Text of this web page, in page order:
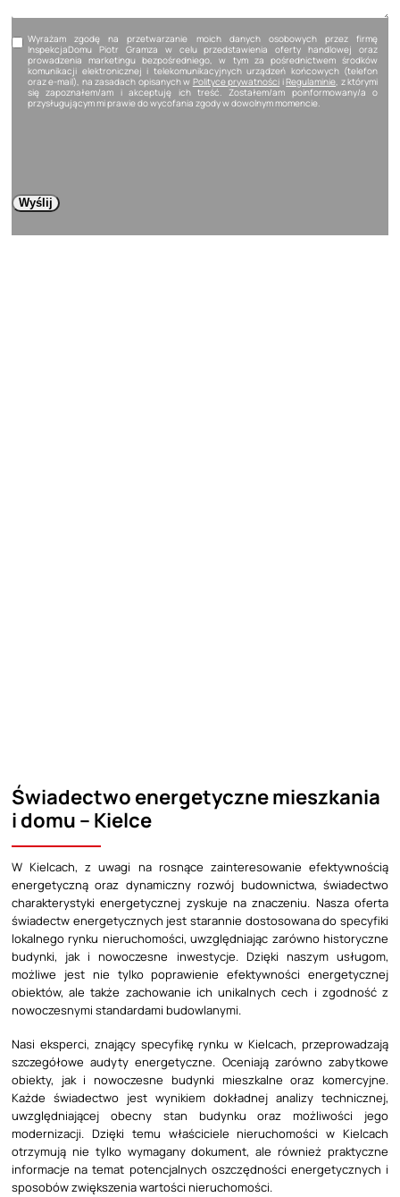
Wyrażam zgodę na przetwarzanie moich danych osobowych przez firmę
InspekcjaDomu Piotr Gramza w celu przedstawienia oferty handlowej oraz
prowadzenia marketingu bezpośredniego, w tym za pośrednictwem środków
komunikacji elektronicznej i telekomunikacyjnych urządzeń końcowych (telefon
oraz e-mail), na zasadach opisanych w Polityce prywatności iRegulaminie, z którymi
się zapoznałem/am i akceptuję ich treść. Zostałem/am poinformowany/a o
przysługującym mi prawie do wycofania zgody w dowolnym momencie.
Świadectwo energetyczne mieszkania
i domu – Kielce
W Kielcach, z uwagi na rosnące zainteresowanie efektywnością
energetyczną oraz dynamiczny rozwój budownictwa, świadectwo
charakterystyki energetycznej zyskuje na znaczeniu. Nasza oferta
świadectw energetycznych jest starannie dostosowana do specyfiki
lokalnego rynku nieruchomości, uwzględniając zarówno historyczne
budynki, jak i nowoczesne inwestycje. Dzięki naszym usługom,
możliwe jest nie tylko poprawienie efektywności energetycznej
obiektów, ale także zachowanie ich unikalnych cech i zgodność z
nowoczesnymi standardami budowlanymi.
Nasi eksperci, znający specyfikę rynku w Kielcach, przeprowadzają
szczegółowe audyty energetyczne. Oceniają zarówno zabytkowe
obiekty, jak i nowoczesne budynki mieszkalne oraz komercyjne.
Każde świadectwo jest wynikiem dokładnej analizy technicznej,
uwzględniającej obecny stan budynku oraz możliwości jego
modernizacji. Dzięki temu właściciele nieruchomości w Kielcach
otrzymują nie tylko wymagany dokument, ale również praktyczne
informacje na temat potencjalnych oszczędności energetycznych i
sposobów zwiększenia wartości nieruchomości.